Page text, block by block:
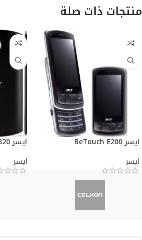
منتجات ذات صلة
ايسر BeTouch E200
ايسر
ايسر Liquid Express E320
ايسر